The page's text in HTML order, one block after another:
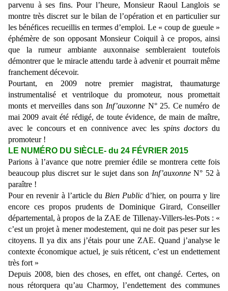
parvenu à ses fins. Pour l’heure, Monsieur Raoul Langlois se
montre très discret sur le bilan de l’opération et en particulier sur
les bénéfices recueillis en termes d’emploi. Le « coup de gueule »
éphémère de son opposant Monsieur Coiquil à ce propos, ainsi
que la rumeur ambiante auxonnaise sembleraient toutefois
démontrer que le miracle attendu tarde à advenir et pourrait même
franchement décevoir.
Pourtant, en 2009 notre premier magistrat, thaumaturge
instrumentalisé et ventriloque du promoteur, nous promettait
monts et merveilles dans son Inf’auxonne N° 25. Ce numéro de
mai 2009 avait été rédigé, de toute évidence, de main de maître,
avec le concours et en connivence avec les spins doctors du
promoteur !
LE NUMÉRO DU SIÈCLE- du 24 FÉVRIER 2015
Parions à l’avance que notre premier édile se montrera cette fois
beaucoup plus discret sur le sujet dans son Inf’auxonneN° 52 à
paraître !
Pour en revenir à l’article du Bien Public d’hier, on pourra y lire
encore ces propos prudents de Dominique Girard, Conseiller
départemental, à propos de la ZAE de Tillenay-Villers-les-Pots : «
c’est un projet à mener modestement, qui ne doit pas peser sur les
citoyens. Il ya dix ans j’étais pour une ZAE. Quand j’analyse le
contexte économique actuel, je suis réticent, c’est un endettement
très fort »
Depuis 2008, bien des choses, en effet, ont changé. Certes, on
nous rétorquera qu’au Charmoy, l’endettement des communes